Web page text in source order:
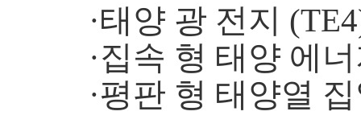
·태양 광 전지
·집속 형 태양 에
·평판 형 태양열